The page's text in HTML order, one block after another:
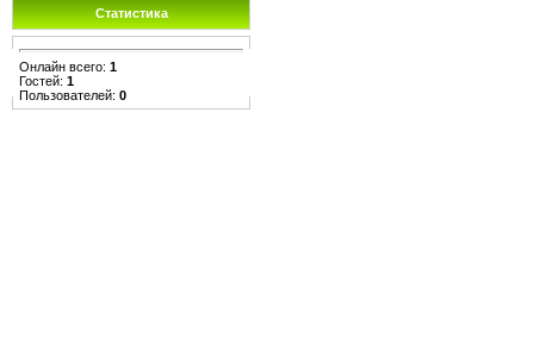
Статистика
Онлайн всего: 1
Гостей: 1
Пользователей: 0